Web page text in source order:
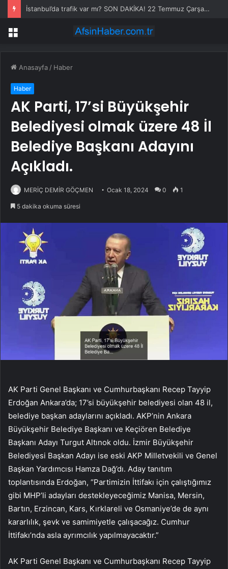
İstanbul’da trafik var mı? SON DAKİKA! 22 Temmuz Çarşamba hangi ilçelerde trafik var, hangi yollar kapalı?
Menü
Anasayfa / Haber
Haber
AK Parti, 17’si Büyükşehir
Belediyesi olmak üzere 48 İl
Belediye Başkanı Adayını
Açıkladı.
MERİÇ DEMİR GÖÇMEN Ocak 18, 2024 0 1
5 dakika okuma süresi
AK Parti Genel Başkanı ve Cumhurbaşkanı Recep Tayyip
Erdoğan Ankara’da; 17’si büyükşehir belediyesi olan 48 il,
belediye başkan adaylarını açıkladı. AKP’nin Ankara
Büyükşehir Belediye Başkanı ve Keçiören Belediye
Başkanı Adayı Turgut Altınok oldu. İzmir Büyükşehir
Belediyesi Başkan Adayı ise eski AKP Milletvekili ve Genel
Başkan Yardımcısı Hamza Dağ’dı. Aday tanıtım
toplantısında Erdoğan, “Partimizin İttifakı için çalıştığımız
gibi MHP’li adayları destekleyeceğimiz Manisa, Mersin,
Bartın, Erzincan, Kars, Kırklareli ve Osmaniye’de de aynı
kararlılık, şevk ve samimiyetle çalışacağız. Cumhur
İttifakı’nda asla ayrımcılık yapılmayacaktır.”
AK Parti Genel Başkanı ve Cumhurbaşkanı Recep Tayyip